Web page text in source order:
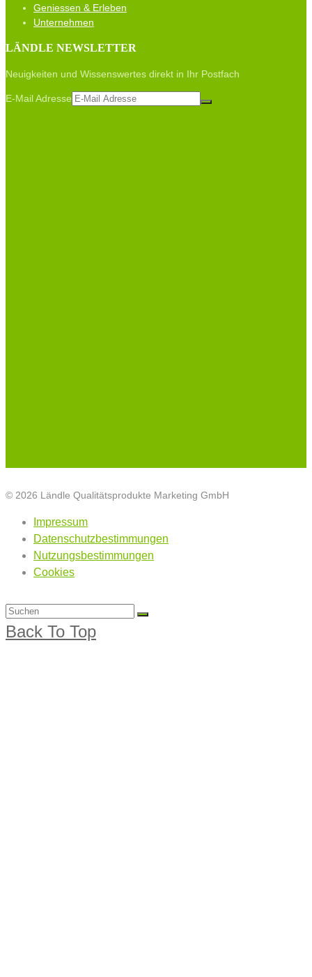
Geniessen & Erleben
Unternehmen
LÄNDLE NEWSLETTER
Neuigkeiten und Wissenswertes direkt in Ihr Postfach
E-Mail Adresse
© 2026 Ländle Qualitätsprodukte Marketing GmbH
Impressum
Datenschutzbestimmungen
Nutzungsbestimmungen
Cookies
Back To Top